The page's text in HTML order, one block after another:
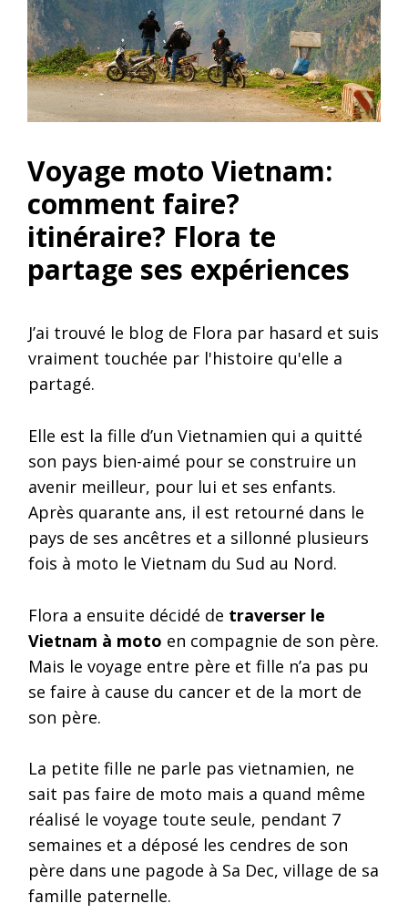
Voyage moto Vietnam:
comment faire?
itinéraire? Flora te
partage ses expériences
J’ai trouvé le blog de Flora par hasard et suis
vraiment touchée par l'histoire qu'elle a
partagé.
Elle est la fille d’un Vietnamien qui a quitté
son pays bien-aimé pour se construire un
avenir meilleur, pour lui et ses enfants.
Après quarante ans, il est retourné dans le
pays de ses ancêtres et a sillonné plusieurs
fois à moto le Vietnam du Sud au Nord.
Flora a ensuite décidé de traverser le
Vietnam à moto en compagnie de son père.
Mais le voyage entre père et fille n’a pas pu
se faire à cause du cancer et de la mort de
son père.
La petite fille ne parle pas vietnamien, ne
sait pas faire de moto mais a quand même
réalisé le voyage toute seule, pendant 7
semaines et a déposé les cendres de son
père dans une pagode à Sa Dec, village de sa
famille paternelle.